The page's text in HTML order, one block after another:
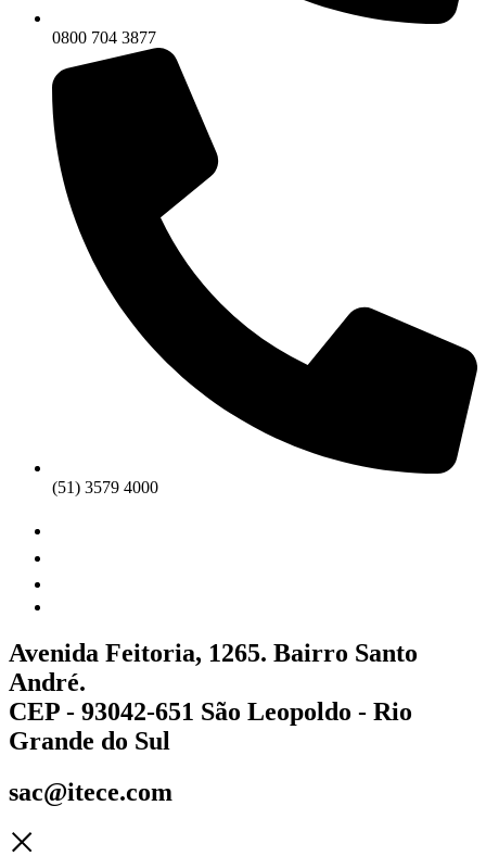
0800 704 3877
(51) 3579 4000
Avenida Feitoria, 1265. Bairro Santo
André.
CEP - 93042-651 São Leopoldo - Rio
Grande do Sul
sac@itece.com